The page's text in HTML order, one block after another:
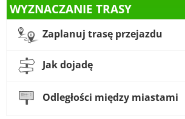
WYZNACZANIE TRASY
Zaplanuj trasę przejazdu
Jak dojadę
Odległości między miastami